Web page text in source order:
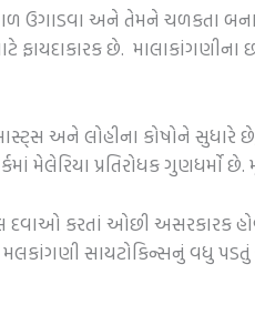
ઉગાડવા અને તેમને ચળકતા
છે. માલાકાંગણીના
અને લોહીના કોષોને સુધારે
મેલેરિયા પ્રતિરોધક
દવાઓ કરતાં ઓછી અસરકારક
મલકાંગણી સાયટોકિન્સનું વધુ